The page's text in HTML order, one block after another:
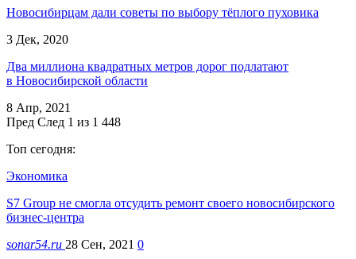
Новосибирцам дали советы по выбору тёплого пуховика
3 Дек, 2020
Два миллиона квадратных метров дорог подлатают
в Новосибирской области
8 Апр, 2021
Пред След 1 из 1 448
Топ сегодня:
Экономика
S7 Group не смогла отсудить ремонт своего новосибирского
бизнес-центра
sonar54.ru 28 Сен, 2021 0